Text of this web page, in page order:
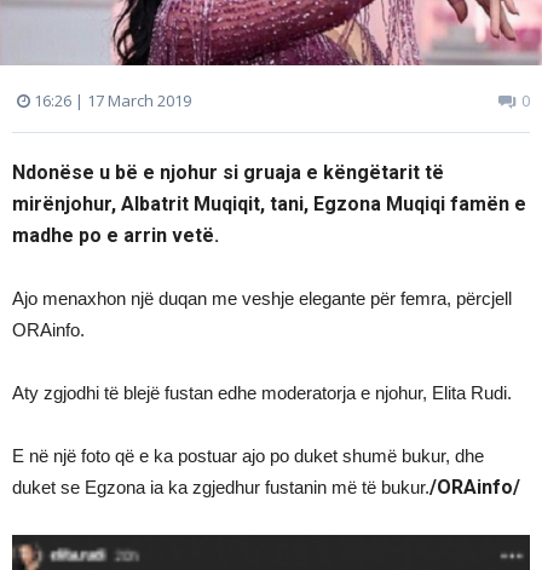
16:26 | 17 March 2019 0
Ndonëse u bë e njohur si gruaja e këngëtarit të
mirënjohur, Albatrit Muqiqit, tani, Egzona Muqiqi famën e
madhe po e arrin vetë.
Ajo menaxhon një duqan me veshje elegante për femra, përcjell
ORAinfo.
Aty zgjodhi të blejë fustan edhe moderatorja e njohur, Elita Rudi.
E në një foto që e ka postuar ajo po duket shumë bukur, dhe
duket se Egzona ia ka zgjedhur fustanin më të bukur./ORAinfo/